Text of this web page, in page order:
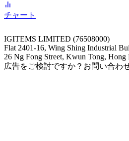
チャート
IGITEMS LIMITED (76508000)
Flat 2401-16, Wing Shing Industrial
26 Ng Fong Street, Kwun Tong, Hong
広告をご検討ですか？お問い合わ